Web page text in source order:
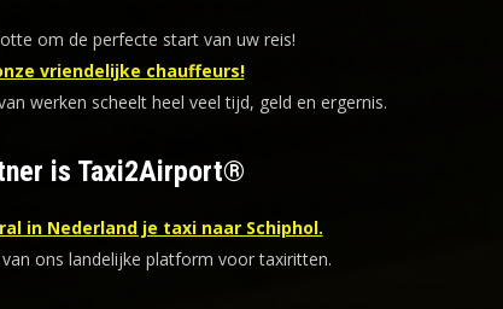
om de perfecte start van uw reis!
vriendelijke chauffeurs!
werken scheelt heel veel tijd, geld en ergernis.
is Taxi2Airport®
in Nederland je taxi naar Schiphol.
ons landelijke platform voor taxiritten.